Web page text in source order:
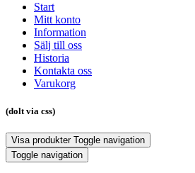
Start
Mitt konto
Information
Sälj till oss
Historia
Kontakta oss
Varukorg
(dolt via css)
Visa produkter Toggle navigation
Toggle navigation